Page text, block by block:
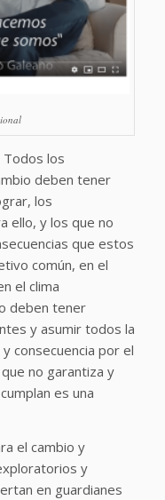
Todos los
deben tener
los
ello, y los que no
que estos
común, en el
el clima
deben tener
y asumir todos la
consecuencia por el
no garantiza y
es una
el cambio y
y
en guardianes